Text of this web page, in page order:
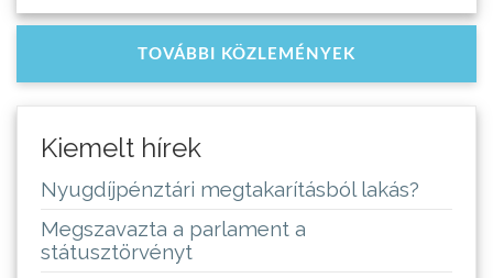
TOVÁBBI KÖZLEMÉNYEK
Kiemelt hírek
Nyugdíjpénztári megtakarításból lakás?
Megszavazta a parlament a
státusztörvényt